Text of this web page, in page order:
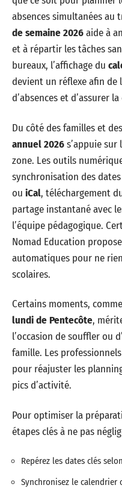
absences simultanées au
de semaine 2026aide à
et à répartir les tâches
bureaux, l’affichage du
devient un réflexe afin
d’absences et d’assurer
Du côté des familles et
annuel 2026s’appuie
zone. Les outils
synchronisation des
ou iCal, téléchargement
partage instantané avec
l’équipe pédagogique.
Nomad Education
automatiques pour ne
scolaires.
Certains moments,
lundi de Pentecôte,
l’occasion de souffler ou
famille. Les
pour réajuster les
pics d’activité.
Pour optimiser la
étapes clés à ne pas
Repérez les dates clés
Synchronisez le